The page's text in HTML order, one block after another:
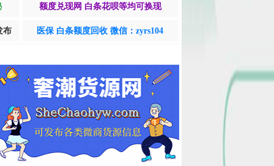
额度兑现网 白条花呗等均可换现
布 医保 白条额度回收 微信：zyrs104